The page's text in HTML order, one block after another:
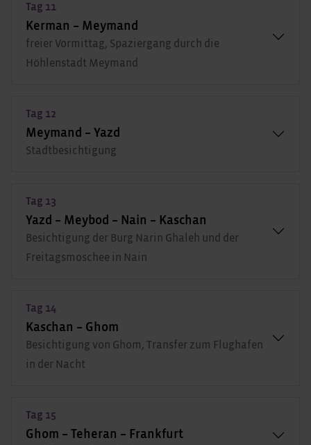
Tag 11
Kerman – Meymand
freier Vormittag, Spaziergang durch die
Höhlenstadt Meymand
Tag 12
Meymand – Yazd
Stadtbesichtigung
Tag 13
Yazd – Meybod – Nain – Kaschan
Besichtigung der Burg Narin Ghaleh und der
Freitagsmoschee in Nain
Tag 14
Kaschan – Ghom
Besichtigung von Ghom, Transfer zum Flughafen
in der Nacht
Tag 15
Ghom – Teheran – Frankfurt